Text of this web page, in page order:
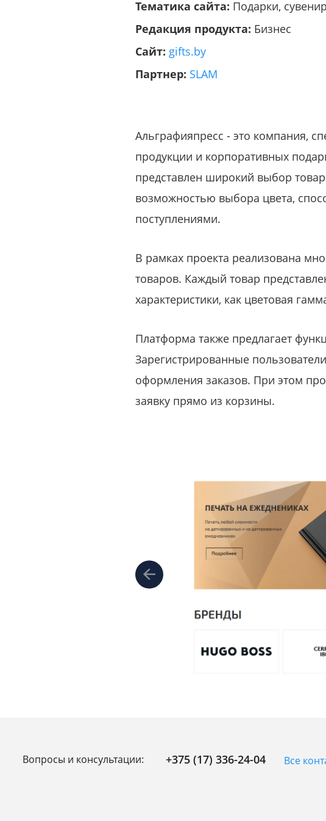
Тематика сайта: Подарки,
Редакция продукта: Бизнес
Сайт: gifts.by
Партнер: SLAM
Альграфияпресс - это компания,
продукции и корпоративных
представлен широкий выбор
возможностью выбора цвета,
поступлениями.
В рамках проекта реализована
товаров. Каждый товар
характеристики, как цветовая
Платформа также предлагает
Зарегистрированные
оформления заказов. При этом
заявку прямо из корзины.
Вопросы и консультации: +375 (17) 336-24-04 Все